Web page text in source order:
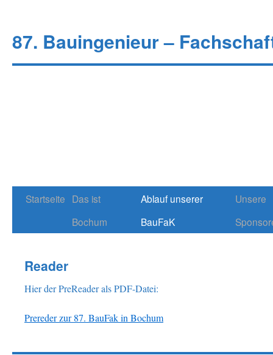
87. Bauingenieur –
Springe
Startseite Das ist
Bochum
Ablauf unserer
BauFaK
Unsere
Reader
Hier der PreReader als PDF-Datei:
Prereder zur 87. BauFak in Bochum